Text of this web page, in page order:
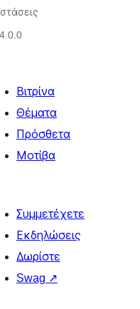
Βιτρίνα
Θέματα
Πρόσθετα
Μοτίβα
Συμμετέχετε
Εκδηλώσεις
Δωρίστε
Swag ↗